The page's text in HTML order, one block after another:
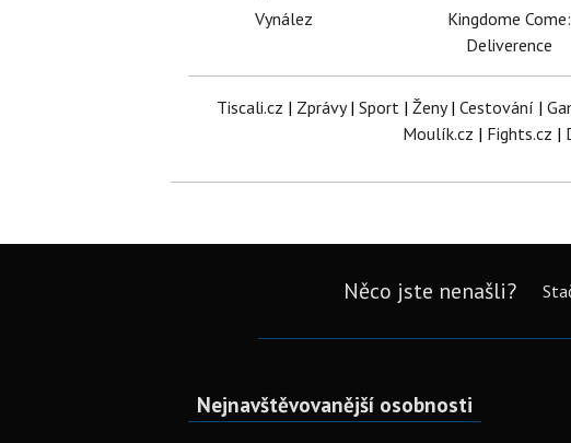
Vynález
Kingdome Come:
Deliverence
Tiscali.cz | Zprávy| Sport| Ženy| Cestování |
Moulík.cz | Fights.cz |
Něco jste nenašli?
Nejnavštěvovanější osobnosti